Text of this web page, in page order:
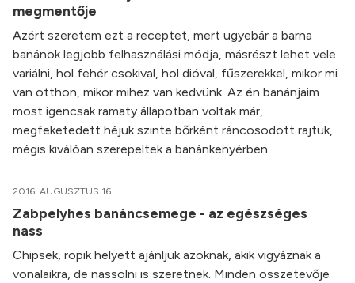
megmentője
Azért szeretem ezt a receptet, mert ugyebár a barna
banánok legjobb felhasználási módja, másrészt lehet vele
variálni, hol fehér csokival, hol dióval, fűszerekkel, mikor mi
van otthon, mikor mihez van kedvünk. Az én banánjaim
most igencsak ramaty állapotban voltak már,
megfeketedett héjuk szinte bőrként ráncosodott rajtuk,
mégis kiválóan szerepeltek a banánkenyérben.
2016. AUGUSZTUS 16.
Zabpelyhes banáncsemege - az egészséges
nass
Chipsek, ropik helyett ajánljuk azoknak, akik vigyáznak a
vonalaikra, de nassolni is szeretnek. Minden összetevője